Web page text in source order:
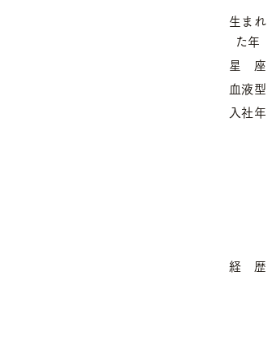
生まれ
た年
星 座
血液型
入社年
経 歴